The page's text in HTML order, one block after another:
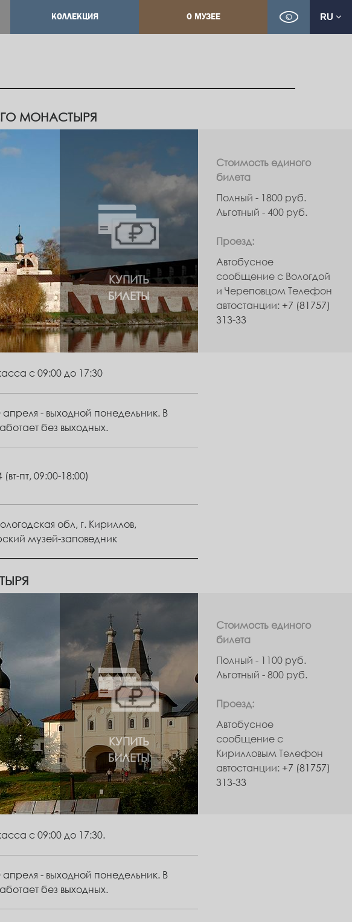
КОЛЛЕКЦИЯ О МУЗЕЕ RU
МОНАСТЫРЯ
КУПИТЬ
БИЛЕТЫ
Стоимость единого
билета
Полный - 1800 руб.
Льготный - 400 руб.
Проезд:
Автобусное
сообщение с Вологдой
и Череповцом Телефон
автостанции: +7 (81757)
313-33
с 09:00 до 17:30
апреля - выходной понедельник. В
без выходных.
(вт-пт, 09:00-18:00)
обл, г. Кириллов,
музей-заповедник
КУПИТЬ
БИЛЕТЫ
Стоимость единого
билета
Полный - 1100 руб.
Льготный - 800 руб.
Проезд:
Автобусное
сообщение с
Кирилловым Телефон
автостанции: +7 (81757)
313-33
с 09:00 до 17:30.
апреля - выходной понедельник. В
без выходных.